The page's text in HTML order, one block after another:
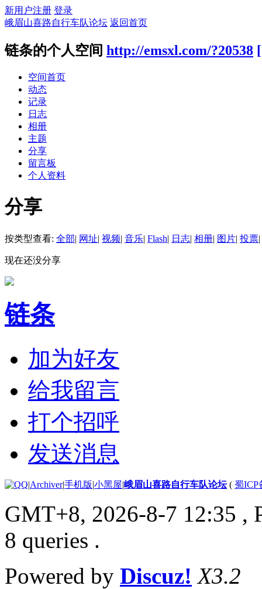
新用户注册 登录
峨眉山喜路自行车队论坛 返回首页
链条的个人空间 http://emsxl.com/?20538
空间首页
动态
记录
日志
相册
主题
分享
留言板
个人资料
分享
按类型查看: 全部| 网址| 视频| 音乐| Flash| 日志| 相册| 图片| 投票|
现在还没分享
链条
加为好友
给我留言
打个招呼
发送消息
|Archiver|手机版|小黑屋|峨眉山喜路自行车队论坛( 蜀ICP
GMT+8, 2026-8-7 12:35 ,
8 queries .
Powered by Discuz! X3.2